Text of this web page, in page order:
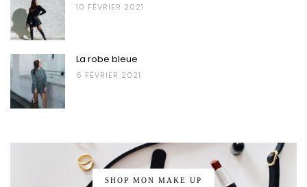
10 FÉVRIER 2021
La robe bleue
6 FÉVRIER 2021
SHOP MON MAKE UP